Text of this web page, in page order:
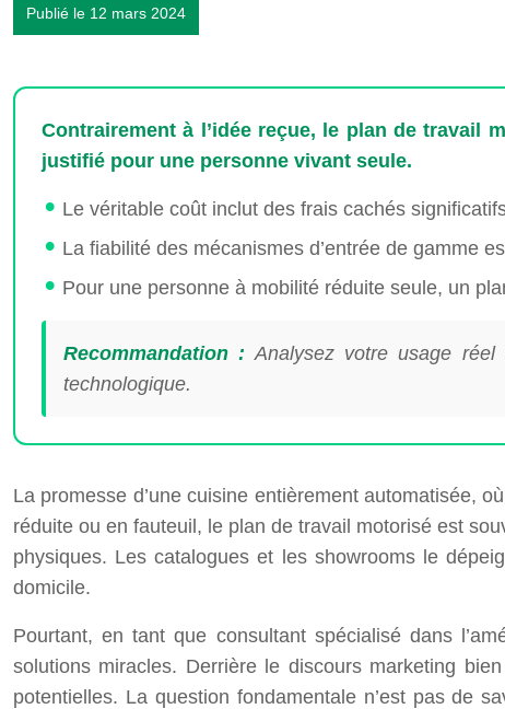
Publié le 12 mars 2024
Contrairement à l’idée reçue, le plan de travail
justifié pour une personne vivant seule.
Le véritable coût inclut des frais cachés
La fiabilité des mécanismes d’entrée de gamme
Pour une personne à mobilité réduite seule, un
Recommandation : Analysez votre usage réel
technologique.
La promesse d’une cuisine entièrement automatisée,
réduite ou en fauteuil, le plan de travail motorisé est
physiques. Les catalogues et les showrooms le
domicile.
Pourtant, en tant que consultant spécialisé dans
solutions miracles. Derrière le discours marketing
potentielles. La question fondamentale n’est pas de